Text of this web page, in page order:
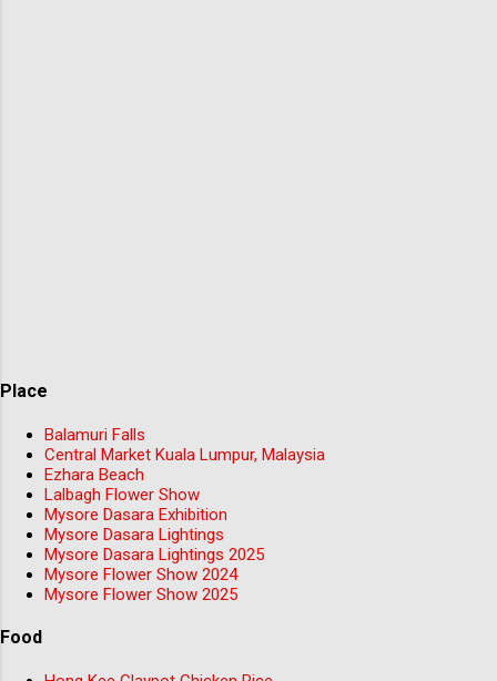
Place
Balamuri Falls
Central Market Kuala Lumpur, Malaysia
Ezhara Beach
Lalbagh Flower Show
Mysore Dasara Exhibition
Mysore Dasara Lightings
Mysore Dasara Lightings 2025
Mysore Flower Show 2024
Mysore Flower Show 2025
Food